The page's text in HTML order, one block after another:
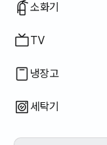
소화기
TV
냉장고
세탁기